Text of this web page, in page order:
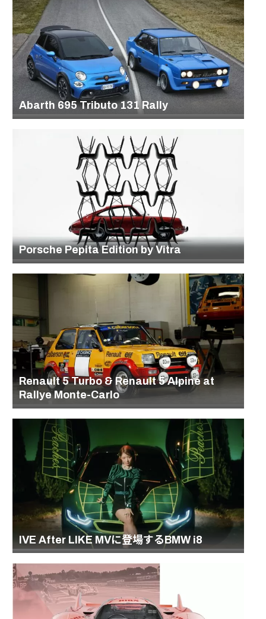
Abarth 695 Tributo 131 Rally
Porsche Pepita Edition by Vitra
Renault 5 Turbo & Renault 5 Alpine at
Rallye Monte-Carlo
IVE After LIKE MVに登場するBMW i8